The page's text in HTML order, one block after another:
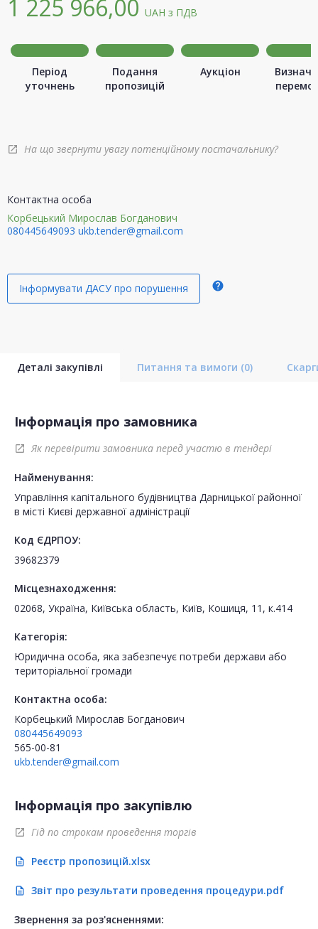
1 225 966,00 UAH з ПДВ
Період
уточнень
Подання
пропозицій
Аукціон
open_in_new На що звернути увагу потенційному постачальнику?
Контактна особа
Корбецький Мирослав Богданович
080445649093 ukb.tender@gmail.com
Інформувати ДАСУ про порушення help
Деталі закупівлі Питання та вимоги (0)
Інформація про замовника
open_in_new Як перевірити замовника перед участю в тендері
Найменування:
Управління капітального будівництва Дарницької районної
в місті Києві державної адміністрації
Код ЄДРПОУ:
39682379
Місцезнаходження:
02068, Україна, Київська область, Київ, Кошиця, 11, к.414
Категорія:
Юридична особа, яка забезпечує потреби держави або
територіальної громади
Контактна особа:
Корбецький Мирослав Богданович
080445649093
565-00-81
ukb.tender@gmail.com
Інформація про закупівлю
open_in_new Гід по строкам проведення торгів
description Реєстр пропозицій.xlsx
description Звіт про результати проведення процедури.pdf
Звернення за роз'ясненнями: